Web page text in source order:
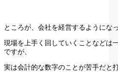
ところが、会社を経営するようにな
現場を上手く回していくことなどは
ですが、
実は会計的な数字のことが苦手だと